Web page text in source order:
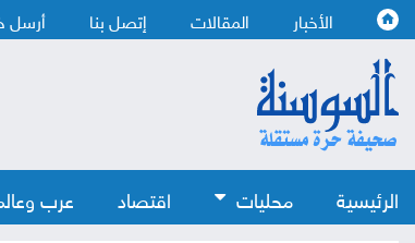
الأخبار المقالات إتصل بنا أرسل
الرئيسية محليات اقتصاد عرب